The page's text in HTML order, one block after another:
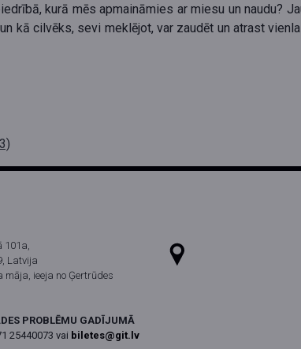
kurā mēs apmaināmies ar miesu un naudu?
kā cilvēks, sevi meklējot, var zaudēt un atrast
101a,
Latvija
māja, ieeja no Ģertrūdes
PROBLĒMU GADĪJUMĀ
25440073 vai biletes@git.lv